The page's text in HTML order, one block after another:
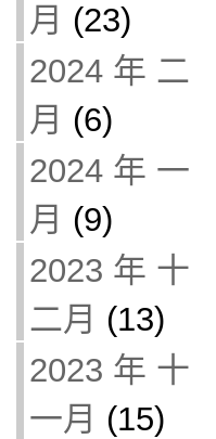
月 (23)
2024 年 二
月 (6)
2024 年 一
月 (9)
2023 年 十
二月 (13)
2023 年 十
一月 (15)